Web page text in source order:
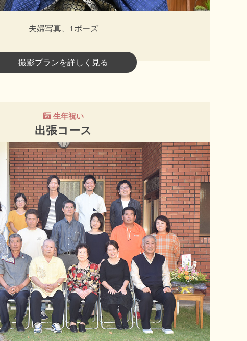
夫婦写真、1ポーズ
撮影プランを詳しく見る
生年祝い
出張コース